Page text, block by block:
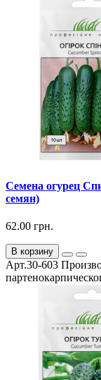
Семена огурец
семян)
62.00 грн.
В корзину
Арт.30-603